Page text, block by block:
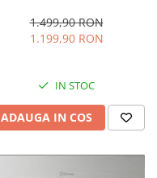
Iluminare LED, Termostat
Reglabil, H 147 cm, Negru
1.499,90 RON
1.199,90 RON
IN STOC
ADAUGA IN COS